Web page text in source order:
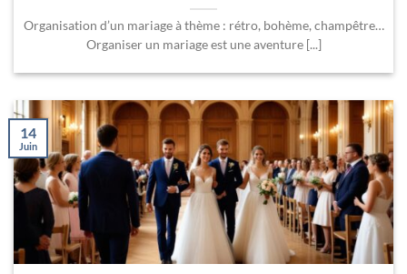
Organisation d’un mariage à thème : rétro, bohème, champêtre…
Organiser un mariage est une aventure [...]
14
Juin